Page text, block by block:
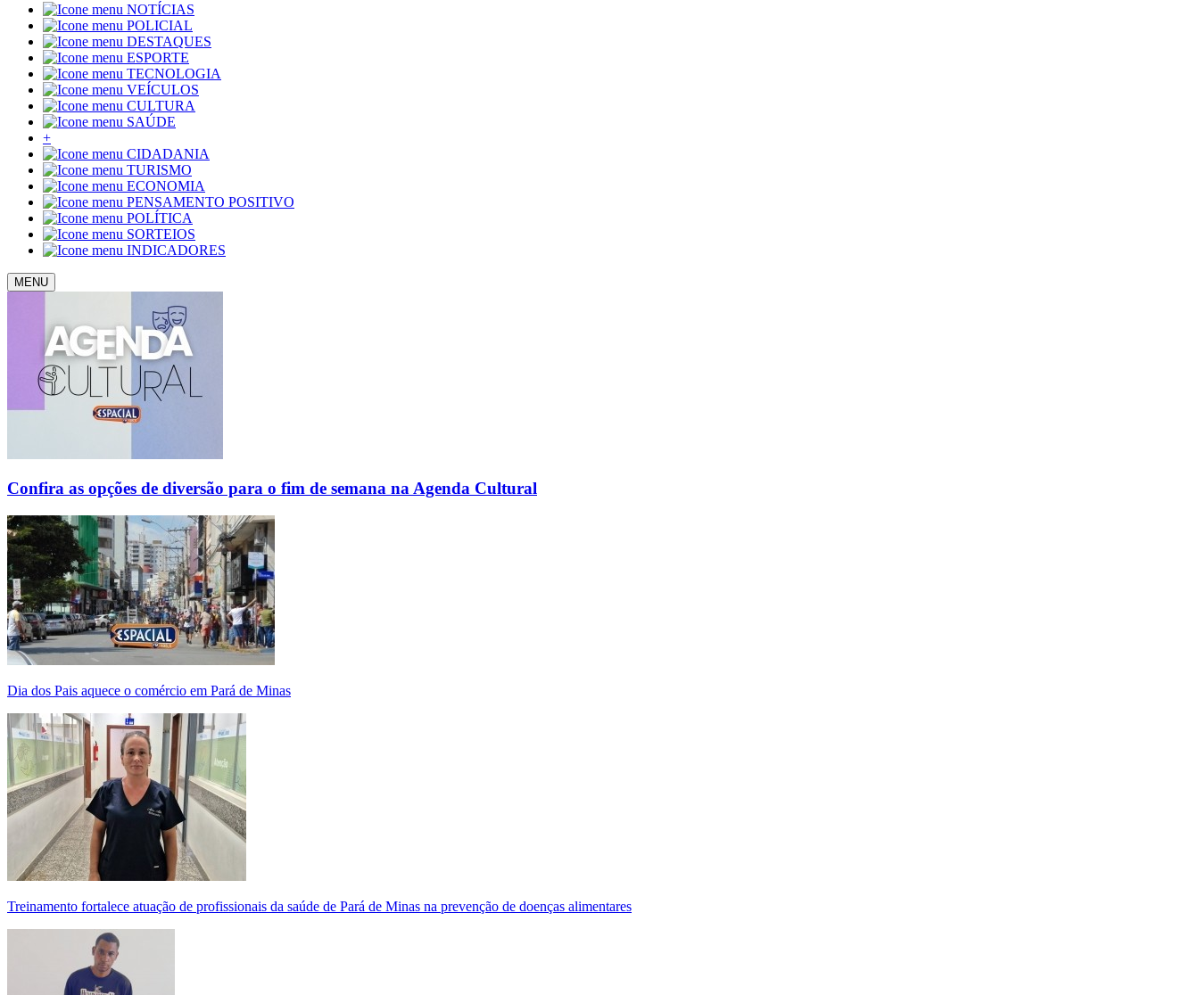
NOTÍCIAS
POLICIAL
DESTAQUES
ESPORTE
TECNOLOGIA
VEÍCULOS
CULTURA
SAÚDE
+
CIDADANIA
TURISMO
ECONOMIA
PENSAMENTO POSITIVO
POLÍTICA
SORTEIOS
INDICADORES
MENU
Confira as opções de diversão para o fim de semana na Agenda Cultural
Dia dos Pais aquece o comércio em Pará de Minas
Treinamento fortalece atuação de profissionais da saúde de Pará de Minas na prevenção de doenças alimentares